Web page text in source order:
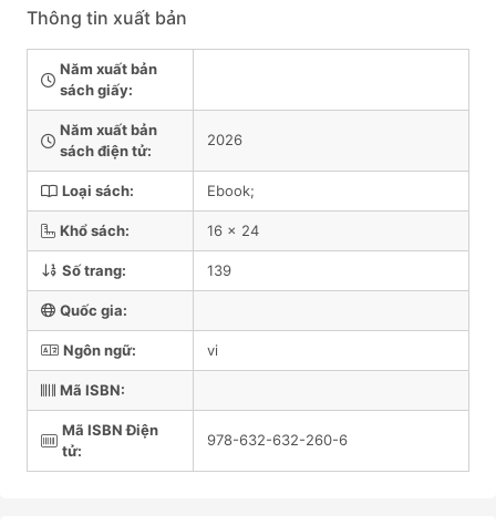
Thông tin xuất bản
Năm xuất bản
sách giấy:
Năm xuất bản
sách điện tử:
2026
Loại sách: Ebook;
Khổ sách: 16 x 24
Số trang: 139
Quốc gia:
Ngôn ngữ: vi
Mã ISBN:
Mã ISBN Điện
tử:
978-632-632-260-6